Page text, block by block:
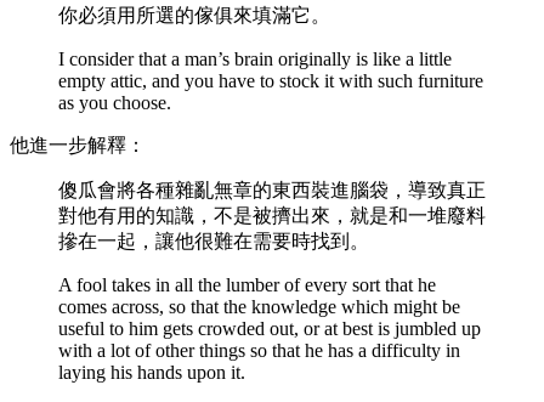
你必須用所選的傢俱來填滿它。
I consider that a man’s brain originally is like a little
empty attic, and you have to stock it with such furniture
as you choose.
他進一步解釋：
傻瓜會將各種雜亂無章的東西裝進腦袋，導致真正
對他有用的知識，不是被擠出來，就是和一堆廢料
摻在一起，讓他很難在需要時找到。
A fool takes in all the lumber of every sort that he
comes across, so that the knowledge which might be
useful to him gets crowded out, or at best is jumbled up
with a lot of other things so that he has a difficulty in
laying his hands upon it.